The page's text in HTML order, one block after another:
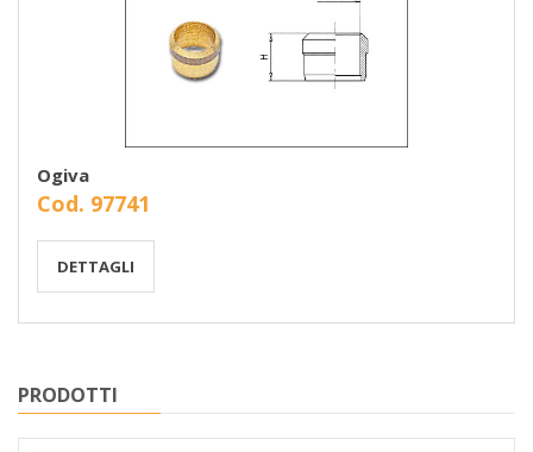
Ogiva
Cod. 97741
DETTAGLI
PRODOTTI